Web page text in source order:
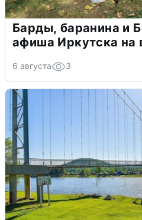
Барды, баранина и
афиша Иркутска на
6 августа 3